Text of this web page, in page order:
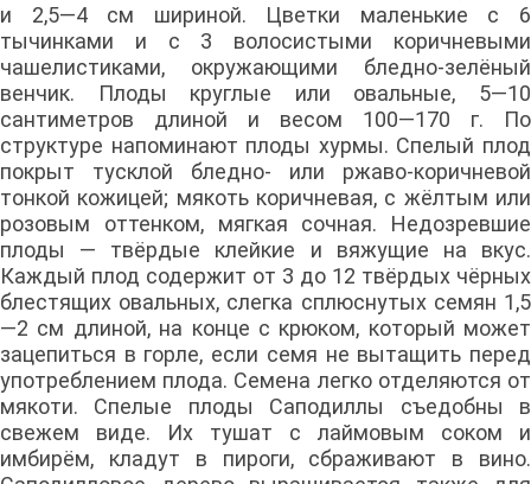
и 2,5—4 см шириной. Цветки маленькие с 6
тычинками и с 3 волосистыми коричневыми
чашелистиками, окружающими бледно-зелёный
венчик. Плоды круглые или овальные, 5—10
сантиметров длиной и весом 100—170 г. По
структуре напоминают плоды хурмы. Спелый плод
покрыт тусклой бледно- или ржаво-коричневой
тонкой кожицей; мякоть коричневая, с жёлтым или
розовым оттенком, мягкая сочная. Недозревшие
плоды — твёрдые клейкие и вяжущие на вкус.
Каждый плод содержит от 3 до 12 твёрдых чёрных
блестящих овальных, слегка сплюснутых семян 1,5
—2 см длиной, на конце с крюком, который может
зацепиться в горле, если семя не вытащить перед
употреблением плода. Семена легко отделяются от
мякоти. Спелые плоды Саподиллы съедобны в
свежем виде. Их тушат с лаймовым соком и
имбирём, кладут в пироги, сбраживают в вино.